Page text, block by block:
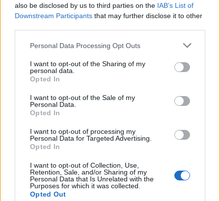
also be disclosed by us to third parties on the IAB’s List of
Downstream Participants that may further disclose it to other
Personal Data Processing Opt Outs
I want to opt-out of the Sharing of my
personal data.
Opted In
I want to opt-out of the Sale of my
Personal Data.
Opted In
I want to opt-out of processing my
Personal Data for Targeted Advertising.
Opted In
I want to opt-out of Collection, Use,
Retention, Sale, and/or Sharing of my
Personal Data that Is Unrelated with the
Purposes for which it was collected.
Opted Out
Esim for Global|Esim for Europe|Esim for Caribbean
Esim for USA|